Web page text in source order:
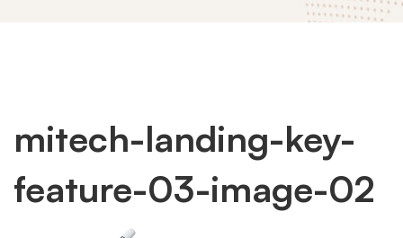
mitech-
landing-
mitech-landing-key-
feature-03-image-02